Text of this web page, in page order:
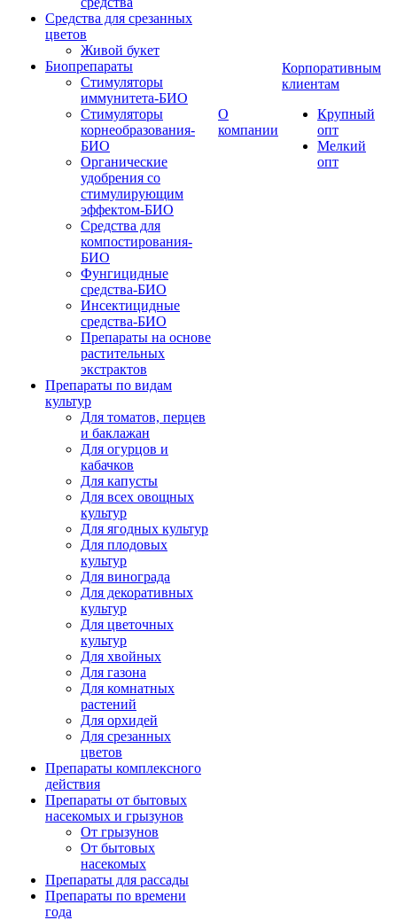
Средства для срезанных
цветов
Живой букет
Биопрепараты
Стимуляторы
иммунитета-БИО
Стимуляторы
корнеобразования-
БИО
Органические
удобрения со
стимулирующим
эффектом-БИО
Средства для
компостирования-
БИО
Фунгицидные
средства-БИО
Инсектицидные
средства-БИО
Препараты на основе
растительных
экстрактов
Препараты по видам
культур
Для томатов, перцев
и баклажан
Для огурцов и
кабачков
Для капусты
Для всех овощных
культур
Для ягодных культур
Для плодовых
культур
Для винограда
Для декоративных
культур
Для цветочных
культур
Для хвойных
Для газона
Для комнатных
растений
Для орхидей
Для срезанных
цветов
Препараты комплексного
действия
Препараты от бытовых
насекомых и грызунов
От грызунов
От бытовых
насекомых
Препараты для рассады
Препараты по времени
года
О
компании
Корпоративным
клиентам
Крупный
опт
Мелкий
опт